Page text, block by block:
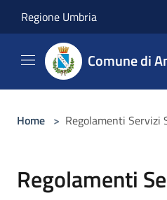
Regione Umbria
Comune di
Home > Regolamenti Servizi
Regolamenti